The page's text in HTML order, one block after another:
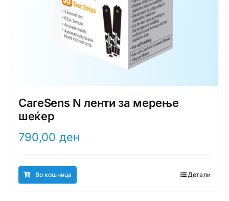
CareSens N ленти за мерење
шеќер
790,00 ден
Во кошница Детали